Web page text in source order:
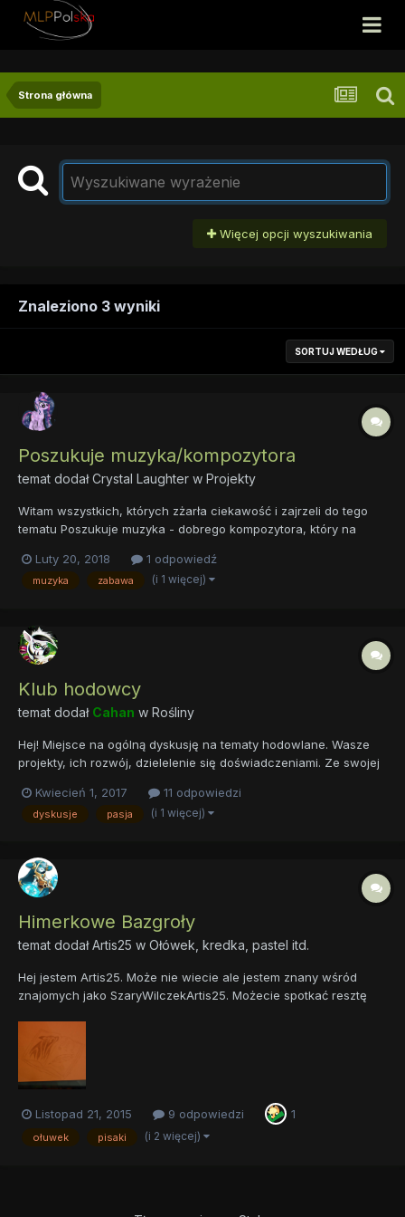
Strona główna
Więcej opcji wyszukiwania
Znaleziono 3 wyniki
SORTUJ WEDŁUG
Poszukuje muzyka/kompozytora
temat dodałCrystal Laughter w Projekty
Witam wszystkich, których zżarła ciekawość i zajrzeli do tego
tematu Poszukuje muzyka - dobrego kompozytora, który na
nie obdarzyła mnie talentem do takich rzeczy więc poszukuje
kogoś kto mógłby mi pomóc. Wszelkich potrze...
Luty 20, 2018 1 odpowiedź
muzyka zabawa (i 1 więcej)
Klub hodowcy
temat dodał Cahan w Rośliny
Hej! Miejsce na ogólną dyskusję na tematy hodowlane. Wasze
projekty, ich rozwój, dzielelenie się doświadczeniami. Ze swojej
akwarium, czym nawozi (jeśli nawozi) i jakie stosuje oświetlenie.
I @Dabrowski, może podzielisz się z...
Kwiecień 1, 2017 11 odpowiedzi
dyskusje pasja (i 1 więcej)
Himerkowe Bazgroły
temat dodałArtis25 w Ołówek, kredka, pastel itd.
Hej jestem Artis25. Może nie wiecie ale jestem znany wśród
znajomych jako SzaryWilczekArtis25. Możecie spotkać resztę
moje twory z mlp. zaczne od szkicu mojego...
Listopad 21, 2015 9 odpowiedzi 1
ołuwek pisaki (i 2 więcej)